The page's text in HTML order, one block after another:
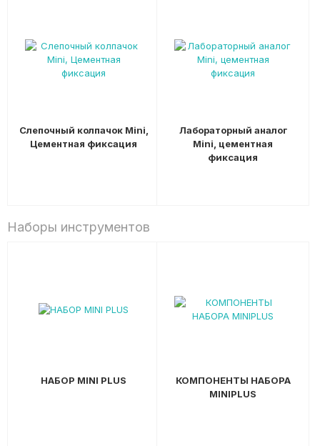
Слепочный колпачок Mini,
Цементная фиксация
Лабораторный аналог
Mini, цементная
фиксация
Наборы инструментов
НАБОР MINI PLUS
КОМПОНЕНТЫ НАБОРА
MINIPLUS